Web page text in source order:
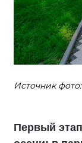
Источник
Первый